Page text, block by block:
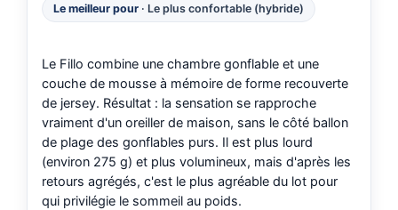
Le meilleur pour · Le plus confortable (hybride)
Le Fillo combine une chambre gonflable et une
couche de mousse à mémoire de forme recouverte
de jersey. Résultat : la sensation se rapproche
vraiment d'un oreiller de maison, sans le côté ballon
de plage des gonflables purs. Il est plus lourd
(environ 275 g) et plus volumineux, mais d'après les
retours agrégés, c'est le plus agréable du lot pour
qui privilégie le sommeil au poids.